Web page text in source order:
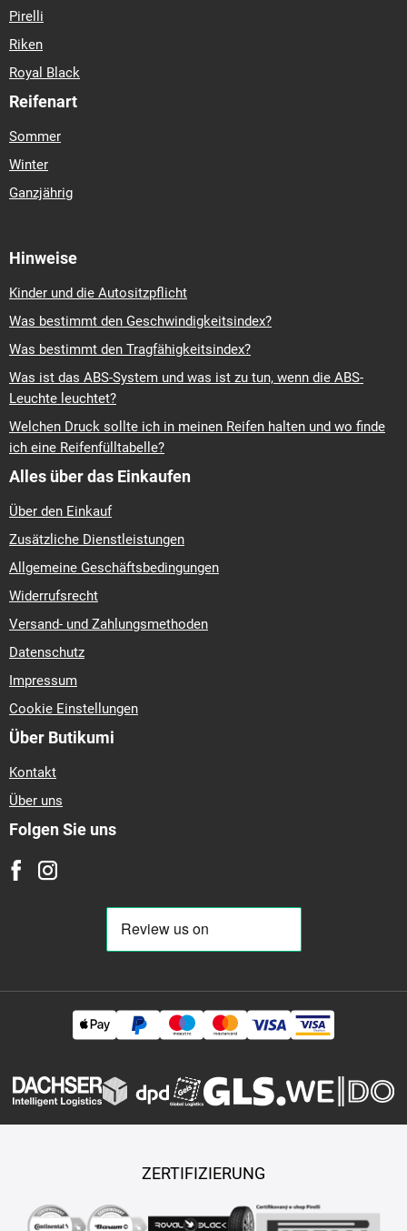
Pirelli
Riken
Royal Black
Reifenart
Sommer
Winter
Ganzjährig
Hinweise
Kinder und die Autositzpflicht
Was bestimmt den Geschwindigkeitsindex?
Was bestimmt den Tragfähigkeitsindex?
Was ist das ABS-System und was ist zu tun, wenn die ABS-
Leuchte leuchtet?
Welchen Druck sollte ich in meinen Reifen halten und wo finde
ich eine Reifenfülltabelle?
Alles über das Einkaufen
Über den Einkauf
Zusätzliche Dienstleistungen
Allgemeine Geschäftsbedingungen
Widerrufsrecht
Versand- und Zahlungsmethoden
Datenschutz
Impressum
Cookie Einstellungen
Über Butikumi
Kontakt
Über uns
Folgen Sie uns
ZERTIFIZIERUNG